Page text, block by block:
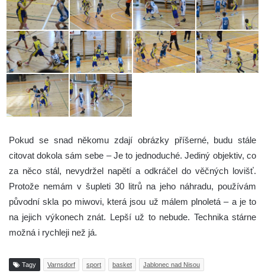
Pokud se snad někomu zdají obrázky příšerné, budu stále
citovat dokola sám sebe – Je to jednoduché. Jediný objektiv, co
za něco stál, nevydržel napětí a odkráčel do věčných lovišť.
Protože nemám v šupleti 30 litrů na jeho náhradu, používám
původní skla po miwovi, která jsou už málem plnoletá – a je to
na jejich výkonech znát. Lepší už to nebude. Technika stárne
možná i rychleji než já.
Tagy Varnsdorf sport basket Jablonec nad Nisou